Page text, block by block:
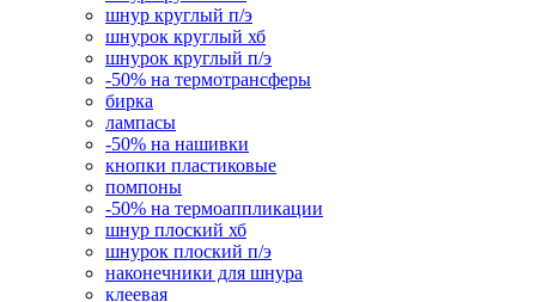
шнур круглый п/э
шнурок круглый хб
шнурок круглый п/э
-50% на термотрансферы
бирка
лампасы
-50% на нашивки
кнопки пластиковые
помпоны
-50% на термоаппликации
шнур плоский хб
шнурок плоский п/э
наконечники для шнура
клеевая